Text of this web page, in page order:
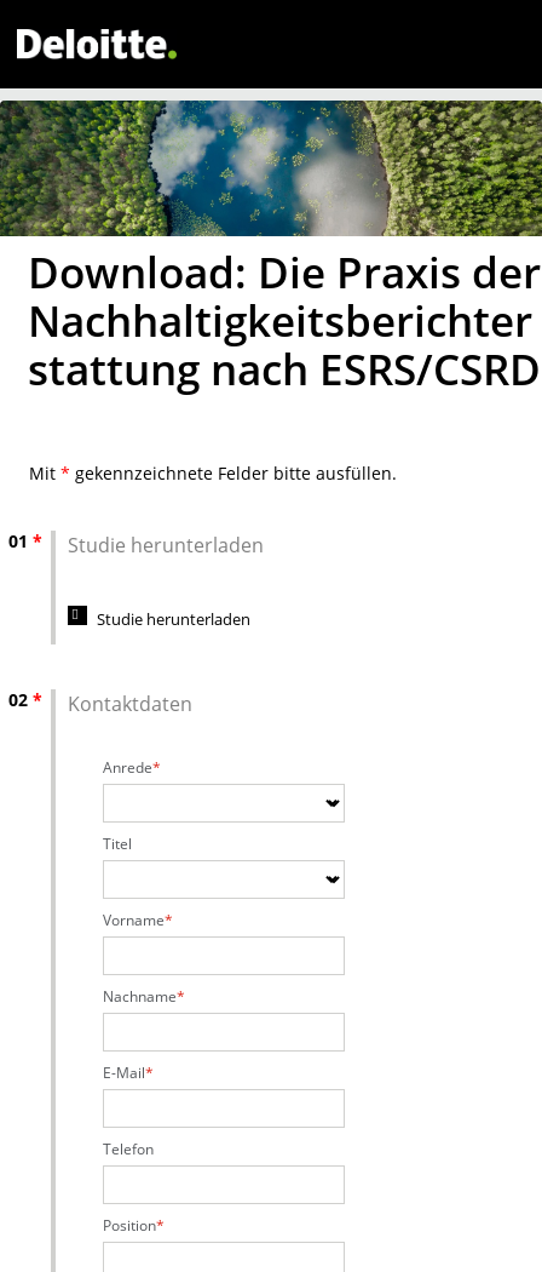
Download: Die Praxis der
Nachhaltigkeitsberichter
stattung nach ESRS/CSRD
Mit * gekennzeichnete Felder bitte ausfüllen.
01 * Studie herunterladen
Studie herunterladen
02 * Kontaktdaten
Anrede
Titel
Vorname
Nachname
E-Mail
Telefon
Position